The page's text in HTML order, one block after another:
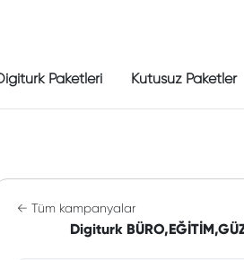
Paketleri Kutusuz Paketler
← Tüm kampanyalar
Digiturk